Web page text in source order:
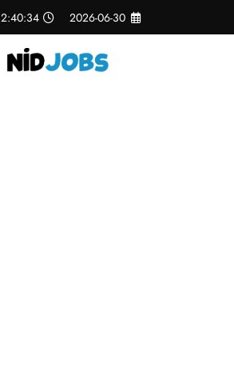
المحتوى
2026-06-30
2:40:35 AM